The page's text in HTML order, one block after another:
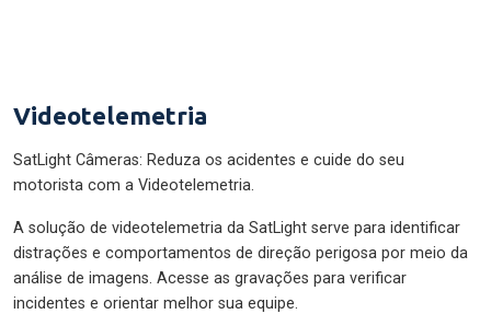
Videotelemetria
SatLight Câmeras: Reduza os acidentes e cuide do seu
motorista com a Videotelemetria.
A solução de videotelemetria da SatLight serve para identificar
distrações e comportamentos de direção perigosa por meio da
análise de imagens. Acesse as gravações para verificar
incidentes e orientar melhor sua equipe.